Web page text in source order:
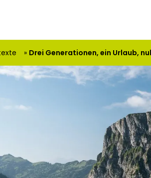
Drei Generationen, ein Urlaub,